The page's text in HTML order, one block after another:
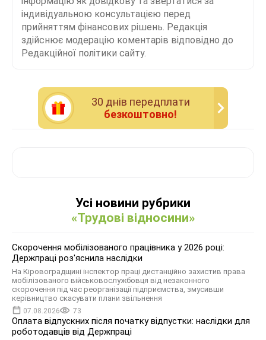
індивідуальною консультацією перед
прийняттям фінансових рішень. Редакція
здійснює модерацію коментарів відповідно до
Редакційної політики сайту.
30 днiв передплати
безкоштовно!
Усі новини рубрики
«Трудові відносини»
Скорочення мобілізованого працівника у 2026 році:
Держпраці роз'яснила наслідки
На Кіровоградщині інспектор праці дистанційно захистив права
мобілізованого військовослужбовця від незаконного
скорочення під час реорганізації підприємства, змусивши
керівництво скасувати плани звільнення
07.08.2026 73
Оплата відпускних після початку відпустки: наслідки для
роботодавців від Держпраці